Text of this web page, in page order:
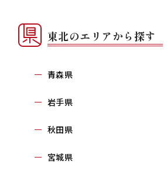
東北のエリアから探す
青森県
岩手県
秋田県
宮城県